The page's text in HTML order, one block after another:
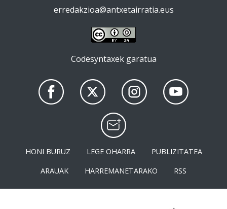
erredakzioa@antxetairratia.eus
Codesyntaxek garatua
HONI BURUZ LEGE OHARRA
PUBLIZITATEA
ARAUAK
HARREMANETARAKO RSS